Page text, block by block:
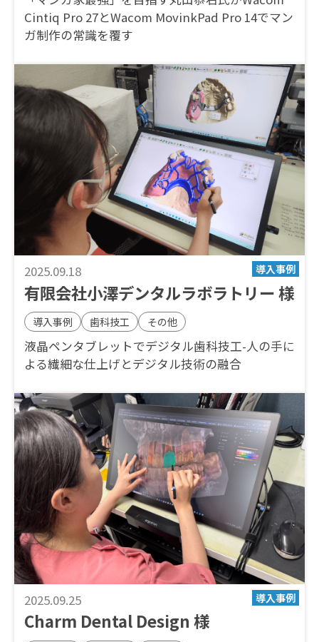
Cintiq Pro 27とWacom MovinkPad Pro 14でマン
ガ制作の常識を覆す
2025.09.18
有限会社小澤デンタルラボラトリー 様
導入事例 歯科技工 その他
液晶ペンタブレットでデジタル歯科技工-人の手に
よる繊細な仕上げとデジタル技術の融合
2025.09.25
Charm Dental Design 様